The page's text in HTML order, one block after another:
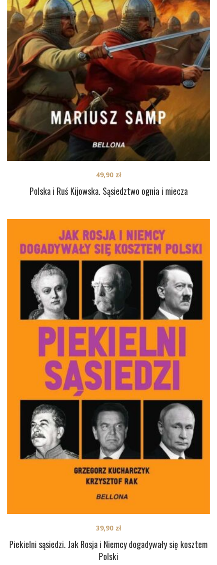
Polska i Ruś Kijowska. Sąsiedztwo ognia i miecza
49,90 zł
Piekielni sąsiedzi. Jak Rosja i Niemcy dogadywały się kosztem
Polski
39,90 zł